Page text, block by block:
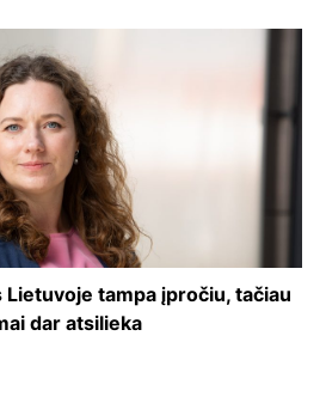
tampa įpročiu, tačiau
dar atsilieka